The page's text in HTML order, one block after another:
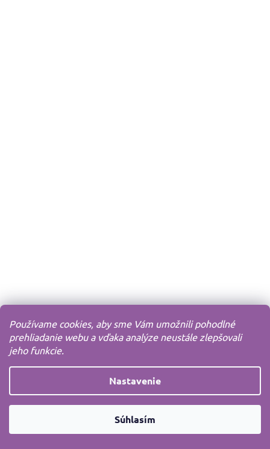
Používame cookies, aby sme Vám umožnili pohodlné
prehliadanie webu a vďaka analýze neustále zlepšovali
jeho funkcie.
Nastavenie
Súhlasím